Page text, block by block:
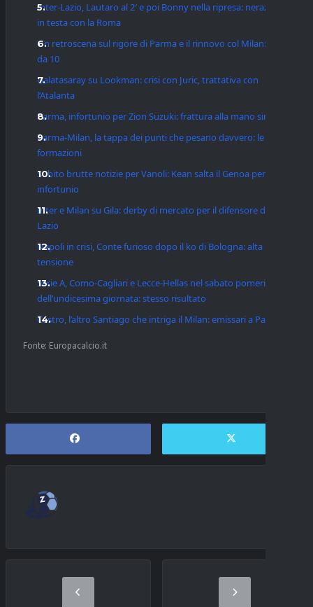
Inter-Lazio, Lautaro al 2′ e poi Bonny nella ripresa: nerazzurri
in testa con la Roma
Un retroscena sul rigore di Parma e il rinnovo col Milan: Leao
da 10
Galatasaray su Lookman: crisi con Juric, trattativa con
l’Atalanta
Parma, infortunio per Zion Suzuki: frattura alla mano sinistra
Parma-Milan, la tappa dei punti che pesano davvero: le
formazioni
Subito brutte notizie per Vanoli: Kean salta il Genoa per
infortunio
Inter e Milan su Gila: derby di mercato per il difensore della
Lazio
Napoli in crisi, Conte furioso dopo il ko di Bologna: alta
tensione
Serie A, Como-Cagliari e Lecce-Hellas nel sabato pomeriggio
dell’undicesima giornata: stesso risultato
Castro, l’altro Santiago che intriga il Milan: emissari a Parma
Fonte: Europacalcio.it